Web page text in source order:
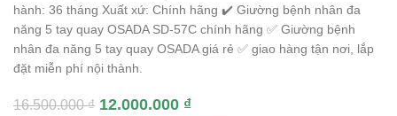
hành: 36 tháng Xuất xứ: Chính hãng ✔️ Giường bệnh nhân đa
năng 5 tay quay OSADA SD-57C chính hãng ✅ Giường bệnh
nhân đa năng 5 tay quay OSADA giá rẻ ✅ giao hàng tận nơi, lắp
đặt miễn phí nội thành.
16.500.000₫ 12.000.000 ₫